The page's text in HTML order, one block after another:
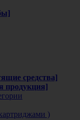
средства]
продукция]
)